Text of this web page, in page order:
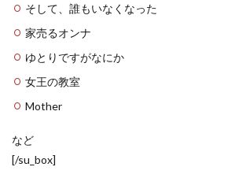
そして、誰もいなくなった
家売るオンナ
ゆとりですがなにか
女王の教室
Mother
など
[/su_box]